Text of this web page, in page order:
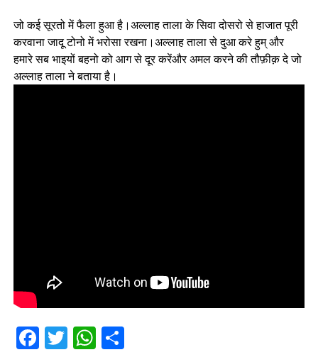
जो कई सूरतो में फैला हुआ है।अल्लाह ताला के सिवा दोसरो से हाजात पूरी
करवाना जादू टोनो में भरोसा रखना।अल्लाह ताला से दुआ करे हुम् और
हमारे सब भाइयों बहनो को आग से दूर करेंऔर अमल करने की तौफ़ीक़ दे जो
अल्लाह ताला ने बताया है।
Facebook
TwitterWhatsApp
Share